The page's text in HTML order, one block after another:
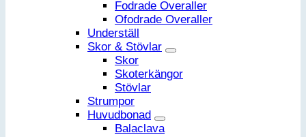
Fodrade Overaller
Ofodrade Overaller
Underställ
Skor & Stövlar
Skor
Skoterkängor
Stövlar
Strumpor
Huvudbonad
Balaclava